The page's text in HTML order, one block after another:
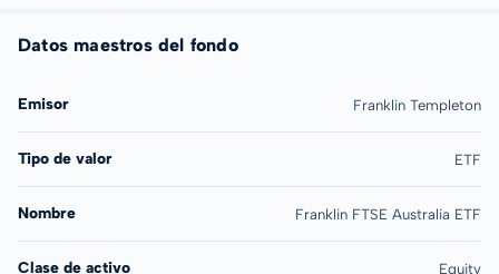
Datos maestros del fondo
Emisor Franklin Templeton
Tipo de valor ETF
Nombre Franklin FTSE Australia ETF
Clase de activo Equity